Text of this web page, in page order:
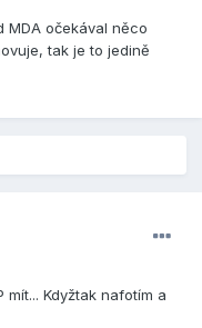
MDA očekával něco
tak je to jedině
Kdyžtak nafotím a